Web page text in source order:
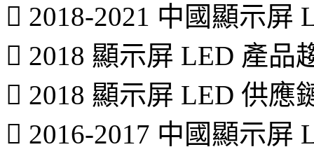
 2018-2021 中國顯示屏
 2018 顯示屏 LED 產品
 2018 顯示屏 LED 供應
 2016-2017 中國顯示屏